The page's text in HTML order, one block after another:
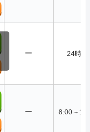
ー 24時間
ー 8:00～